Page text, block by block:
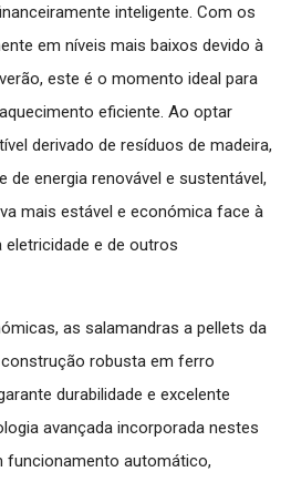
inteligente. Com os
em níveis mais baixos devido à
este é o momento ideal para
eficiente. Ao optar
derivado de resíduos de madeira,
energia renovável e sustentável,
mais estável e económica face à
e de outros
as salamandras a pellets da
construção robusta em ferro
durabilidade e excelente
avançada incorporada nestes
funcionamento automático,